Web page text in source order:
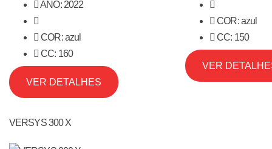
ANO: 2022
COR: azul
CC: 160
VER DETALHES
COR: azul
CC: 150
VER
VERSYS 300 X